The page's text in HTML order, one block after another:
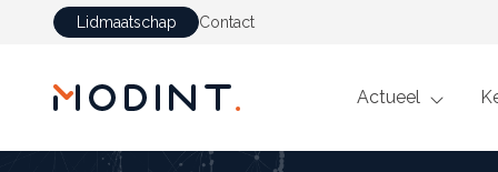
GA NAAR DE INHOUD
Lidmaatschap Contact
Actueel